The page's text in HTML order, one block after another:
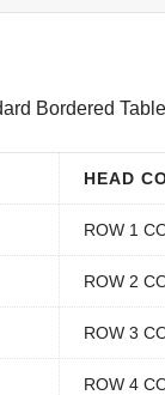
Bordered Table
HEAD
ROW 1
ROW 2
ROW 3
ROW 4